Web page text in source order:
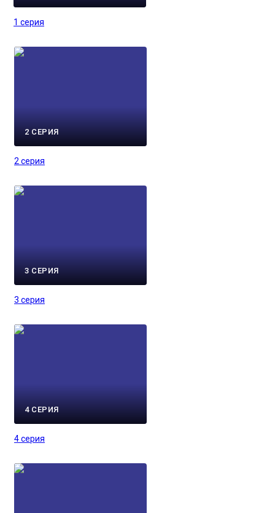
1 серия
2 СЕРИЯ
2 серия
3 СЕРИЯ
3 серия
4 СЕРИЯ
4 серия